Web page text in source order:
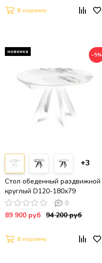
В корзину
−5%
+3
Стол обеденный раздвижной
круглый D120-180х79
столешница керамика /
Callacata глянц / белый муар
0
89 900 руб 94 200 руб
В корзину